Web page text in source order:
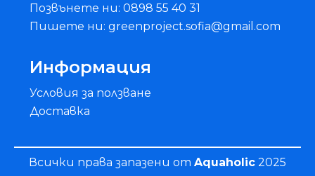
Позвънете ни: 0898 55 40 31
Пишете ни: greenproject.sofia@gmail.com
Информация
Условия за ползване
Доставка
Всички права запазени от Aquaholic 2025